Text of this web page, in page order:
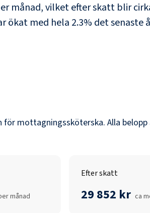
månad, vilket efter skatt blir
ökat med hela 2.3% det senaste
förmottagningssköterska. Alla
månad
Efter skatt
29 852 kr ca